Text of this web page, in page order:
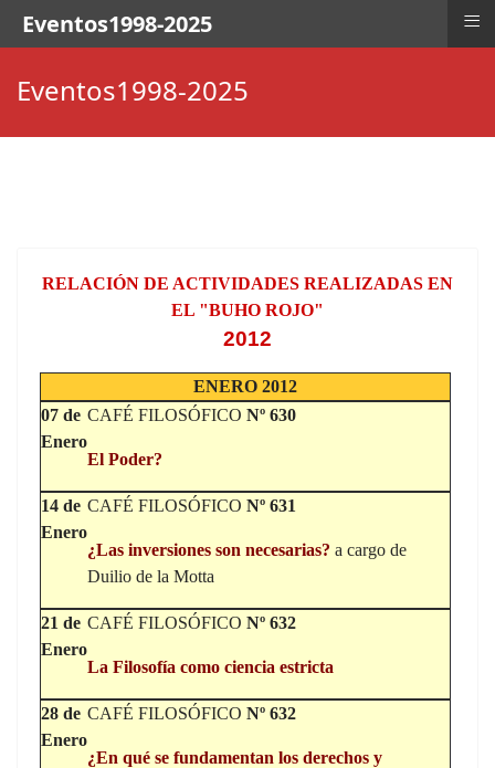
Eventos1998-2025
RELACIÓN DE ACTIVIDADES REALIZADAS EN
EL "BUHO ROJO"
2012
ENERO 2012
07 de
Enero
CAFÉ FILOSÓFICO Nº 630
El Poder?
14 de
Enero
CAFÉ FILOSÓFICO Nº 631
¿Las inversiones son necesarias? a cargo de
Duilio de la Motta
21 de
Enero
CAFÉ FILOSÓFICO Nº 632
La Filosofía como ciencia estricta
28 de
Enero
CAFÉ FILOSÓFICO Nº 632
¿En qué se fundamentan los derechos y
Eventos1998-2025 ≡